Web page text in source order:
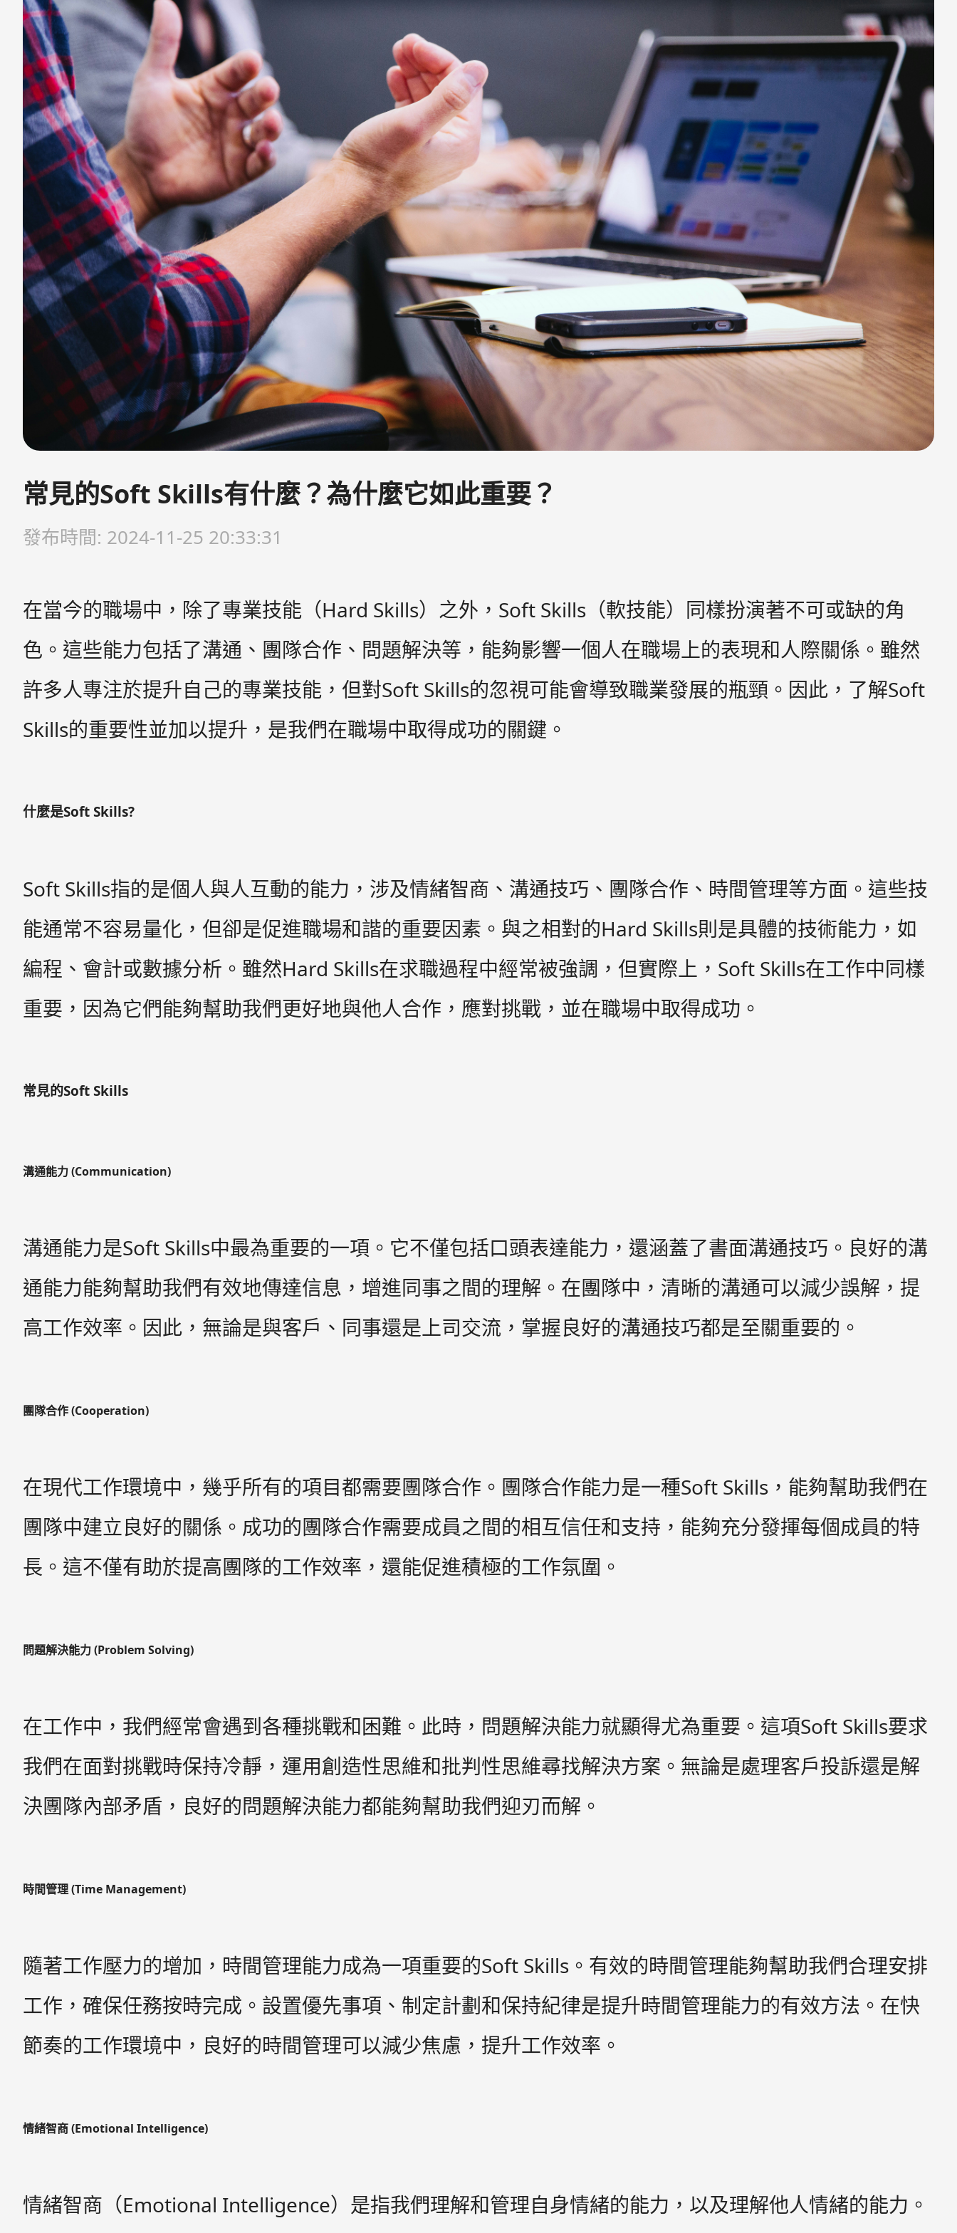
常見的Soft Skills有什麼？為什麼它如此重要？
發布時間: 2024-11-25 20:33:31
在當今的職場中，除了專業技能（Hard Skills）之外，Soft Skills（軟技能）同樣扮演著不可或缺的角
色。這些能力包括了溝通、團隊合作、問題解決等，能夠影響一個人在職場上的表現和人際關係。雖然
許多人專注於提升自己的專業技能，但對Soft Skills的忽視可能會導致職業發展的瓶頸。因此，了解Soft
Skills的重要性並加以提升，是我們在職場中取得成功的關鍵。
什麼是Soft Skills?
Soft Skills指的是個人與人互動的能力，涉及情緒智商、溝通技巧、團隊合作、時間管理等方面。這些技
能通常不容易量化，但卻是促進職場和諧的重要因素。與之相對的Hard Skills則是具體的技術能力，如
編程、會計或數據分析。雖然Hard Skills在求職過程中經常被強調，但實際上，Soft Skills在工作中同樣
重要，因為它們能夠幫助我們更好地與他人合作，應對挑戰，並在職場中取得成功。
常見的Soft Skills
溝通能力 (Communication)
溝通能力是Soft Skills中最為重要的一項。它不僅包括口頭表達能力，還涵蓋了書面溝通技巧。良好的溝
通能力能夠幫助我們有效地傳達信息，增進同事之間的理解。在團隊中，清晰的溝通可以減少誤解，提
高工作效率。因此，無論是與客戶、同事還是上司交流，掌握良好的溝通技巧都是至關重要的。
團隊合作 (Cooperation)
在現代工作環境中，幾乎所有的項目都需要團隊合作。團隊合作能力是一種Soft Skills，能夠幫助我們在
團隊中建立良好的關係。成功的團隊合作需要成員之間的相互信任和支持，能夠充分發揮每個成員的特
長。這不僅有助於提高團隊的工作效率，還能促進積極的工作氛圍。
問題解決能力 (Problem Solving)
在工作中，我們經常會遇到各種挑戰和困難。此時，問題解決能力就顯得尤為重要。這項Soft Skills要求
我們在面對挑戰時保持冷靜，運用創造性思維和批判性思維尋找解決方案。無論是處理客戶投訴還是解
決團隊內部矛盾，良好的問題解決能力都能夠幫助我們迎刃而解。
時間管理 (Time Management)
隨著工作壓力的增加，時間管理能力成為一項重要的Soft Skills。有效的時間管理能夠幫助我們合理安排
工作，確保任務按時完成。設置優先事項、制定計劃和保持紀律是提升時間管理能力的有效方法。在快
節奏的工作環境中，良好的時間管理可以減少焦慮，提升工作效率。
情緒智商 (Emotional Intelligence)
情緒智商（Emotional Intelligence）是指我們理解和管理自身情緒的能力，以及理解他人情緒的能力。